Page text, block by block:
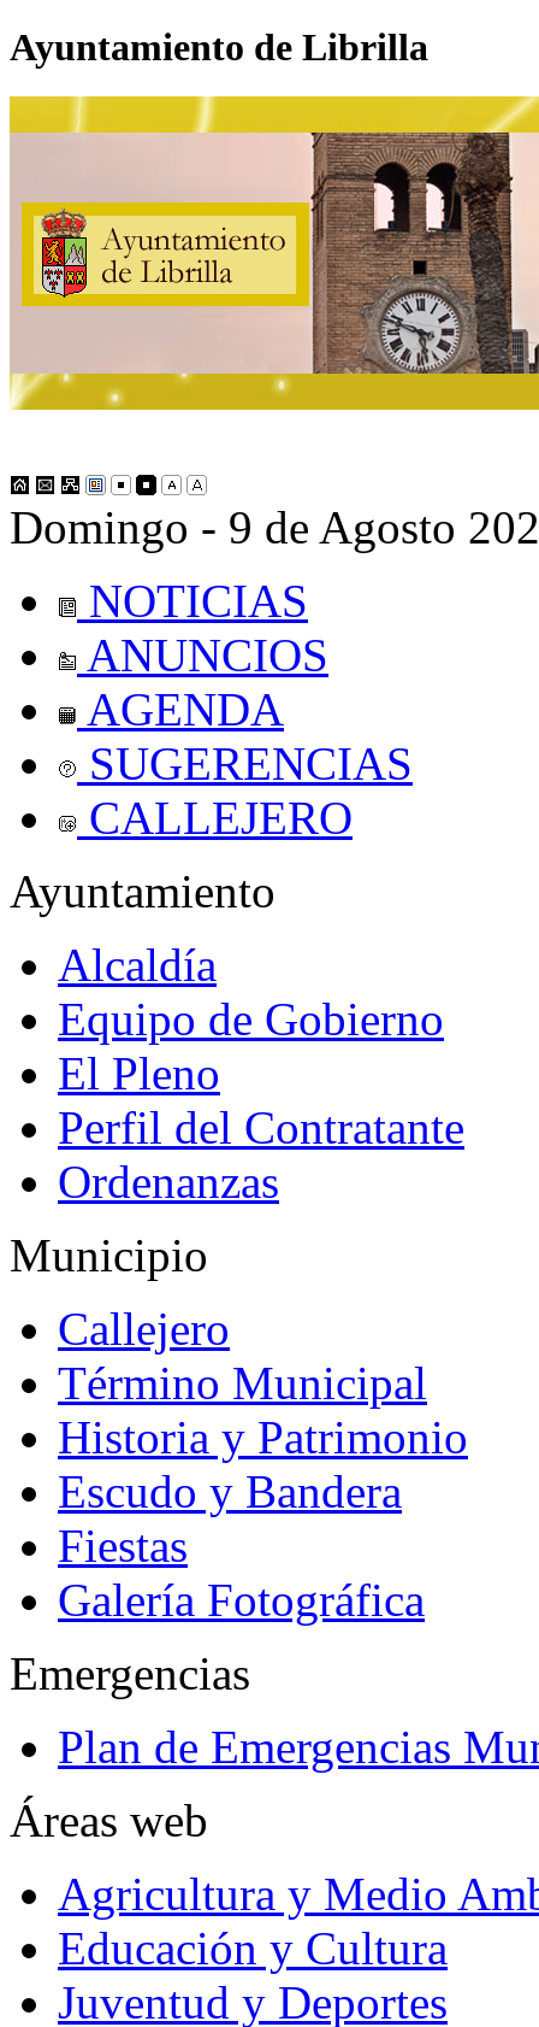
Ayuntamiento de Librilla
Domingo - 9 de Agosto
NOTICIAS
ANUNCIOS
AGENDA
SUGERENCIAS
CALLEJERO
Ayuntamiento
Alcaldía
Equipo de Gobierno
El Pleno
Perfil del Contratante
Ordenanzas
Municipio
Callejero
Término Municipal
Historia y Patrimonio
Escudo y Bandera
Fiestas
Galería Fotográfica
Emergencias
Plan de Emergencias
Áreas web
Agricultura y Medio
Educación y Cultura
Juventud y Deportes